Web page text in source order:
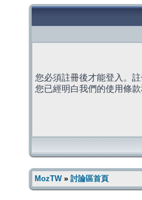
您必須註冊後才能登入。
您已經明白我們的使用條
MozTW» 討論區首頁